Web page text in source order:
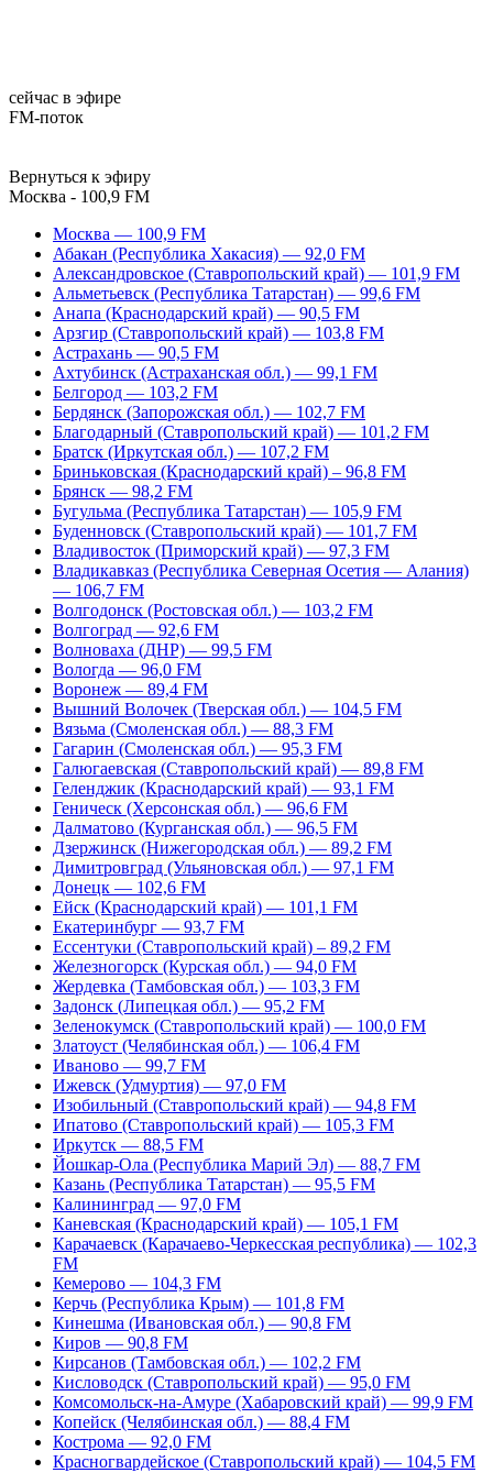
сейчас в эфире
FM-поток
Вернуться к эфиру
Москва - 100,9 FM
Москва — 100,9 FM
Абакан (Республика Хакасия) — 92,0 FM
Александровское (Ставропольский край) — 101,9 FM
Альметьевск (Республика Татарстан) — 99,6 FM
Анапа (Краснодарский край) — 90,5 FM
Арзгир (Ставропольский край) — 103,8 FM
Астрахань — 90,5 FM
Ахтубинск (Астраханская обл.) — 99,1 FM
Белгород — 103,2 FM
Бердянск (Запорожская обл.) — 102,7 FM
Благодарный (Ставропольский край) — 101,2 FM
Братск (Иркутская обл.) — 107,2 FM
Бриньковская (Краснодарский край) – 96,8 FM
Брянск — 98,2 FM
Бугульма (Республика Татарстан) — 105,9 FM
Буденновск (Ставропольский край) — 101,7 FM
Владивосток (Приморский край) — 97,3 FM
Владикавказ (Республика Северная Осетия — Алания)
— 106,7 FM
Волгодонск (Ростовская обл.) — 103,2 FM
Волгоград — 92,6 FM
Волноваха (ДНР) — 99,5 FM
Вологда — 96,0 FM
Воронеж — 89,4 FM
Вышний Волочек (Тверская обл.) — 104,5 FM
Вязьма (Смоленская обл.) — 88,3 FM
Гагарин (Смоленская обл.) — 95,3 FM
Галюгаевская (Ставропольский край) — 89,8 FM
Геленджик (Краснодарский край) — 93,1 FM
Геническ (Херсонская обл.) — 96,6 FM
Далматово (Курганская обл.) — 96,5 FM
Дзержинск (Нижегородская обл.) — 89,2 FM
Димитровград (Ульяновская обл.) — 97,1 FM
Донецк — 102,6 FM
Ейск (Краснодарский край) — 101,1 FM
Екатеринбург — 93,7 FM
Ессентуки (Ставропольский край) – 89,2 FM
Железногорск (Курская обл.) — 94,0 FM
Жердевка (Тамбовская обл.) — 103,3 FM
Задонск (Липецкая обл.) — 95,2 FM
Зеленокумск (Ставропольский край) — 100,0 FM
Златоуст (Челябинская обл.) — 106,4 FM
Иваново — 99,7 FM
Ижевск (Удмуртия) — 97,0 FM
Изобильный (Ставропольский край) — 94,8 FM
Ипатово (Ставропольский край) — 105,3 FM
Иркутск — 88,5 FM
Йошкар-Ола (Республика Марий Эл) — 88,7 FM
Казань (Республика Татарстан) — 95,5 FM
Калининград — 97,0 FM
Каневская (Краснодарский край) — 105,1 FM
Карачаевск (Карачаево-Черкесская республика) — 102,3
FM
Кемерово — 104,3 FM
Керчь (Республика Крым) — 101,8 FM
Кинешма (Ивановская обл.) — 90,8 FM
Киров — 90,8 FM
Кирсанов (Тамбовская обл.) — 102,2 FM
Кисловодск (Ставропольский край) — 95,0 FM
Комсомольск-на-Амуре (Хабаровский край) — 99,9 FM
Копейск (Челябинская обл.) — 88,4 FM
Кострома — 92,0 FM
Красногвардейское (Ставропольский край) — 104,5 FM